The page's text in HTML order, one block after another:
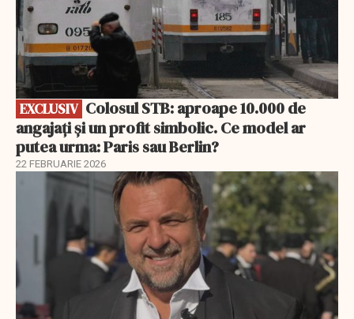
EXCLUSIV
angajați și un profit simbolic. Ce model ar
putea urma: Paris sau Berlin?
22 FEBRUARIE 2026
EXCLUSIV